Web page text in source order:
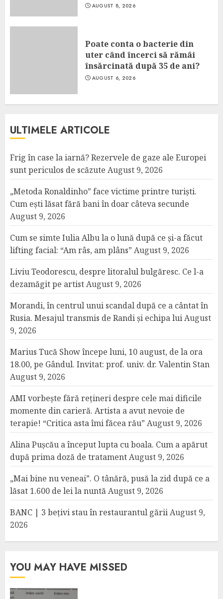
AUGUST 8, 2026
Poate conta o bacterie din
uter când încerci să rămâi
însărcinată după 35 de ani?
AUGUST 6, 2026
ULTIMELE ARTICOLE
Frig în case la iarnă? Rezervele de gaze ale Europei
sunt periculos de scăzute August 9, 2026
„Metoda Ronaldinho” face victime printre turiști.
Cum ești lăsat fără bani în doar câteva secunde
August 9, 2026
Cum se simte Iulia Albu la o lună după ce și-a făcut
lifting facial: “Am râs, am plâns” August 9, 2026
Liviu Teodorescu, despre litoralul bulgăresc. Ce l-a
dezamăgit pe artistAugust 9, 2026
Morandi, în centrul unui scandal după ce a cântat în
Rusia. Mesajul transmis de Randi și echipa luiAugust
9, 2026
Marius Tucă Show începe luni, 10 august, de la ora
18.00, pe Gândul. Invitat: prof. univ. dr. Valentin Stan
August 9, 2026
AMI vorbește fără rețineri despre cele mai dificile
momente din carieră. Artista a avut nevoie de
terapie! “Critica asta îmi făcea rău” August 9, 2026
Alina Pușcău a început lupta cu boala. Cum a apărut
după prima doză de tratamentAugust 9, 2026
„Mai bine nu veneai”. O tânără, pusă la zid după ce a
lăsat 1.600 de lei la nuntăAugust 9, 2026
BANC | 3 bețivi stau în restaurantul găriiAugust 9,
2026
YOU MAY HAVE MISSED